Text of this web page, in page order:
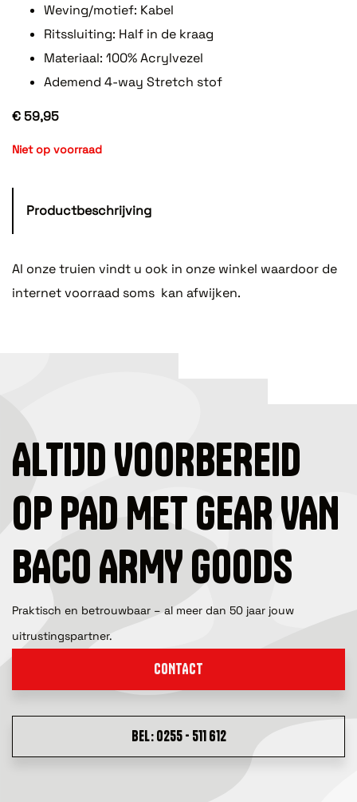
Weving/motief: Kabel
Ritssluiting: Half in de kraag
Materiaal: 100% Acrylvezel
Ademend 4-way Stretch stof
€ 59,95
Niet op voorraad
Productbeschrijving
Al onze truien vindt u ook in onze winkel waardoor de
internet voorraad soms kan afwijken.
ALTIJD VOORBEREID
OP PAD MET GEAR VAN
BACO ARMY GOODS
Praktisch en betrouwbaar – al meer dan 50 jaar jouw
uitrustingspartner.
CONTACT
BEL: 0255 - 511 612